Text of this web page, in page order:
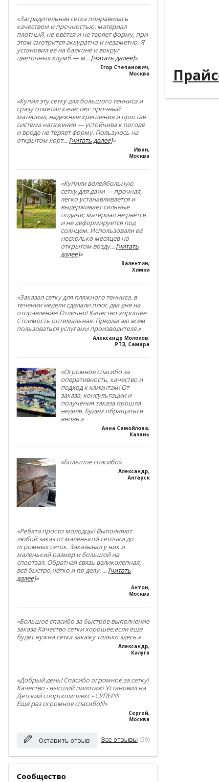
«Заградительная сетка понравилась
качеством и прочностью: материал
плотный, не рвётся и не теряет форму, при
этом смотрится аккуратно и незаметно. Я
установил её на балконе и вокруг
цветочных клумб — м... [читать далее]»
Егор Степанович,
Москва
«Купил эту сетку для большого тенниса и
сразу отметил качество: прочный
материал, надежные крепления и простая
система натяжения — устойчива к погоде
и вроде не теряет форму. Пользуюсь на
открытом корт... [читать далее]»
Иван,
Москва
«Купили волейбольную
сетку для дачи — прочная,
легко устанавливается и
выдерживает сильные
подачи; материал не рвётся
и не деформируется под
солнцем. Использовали её
несколько месяцев на
открытом возду... [читать
далее]»
Валентин,
Химки
«Заказал сетку для пляжного тенниса, в
течении недели сделали плюс два дня на
отправление! Отлично! Качество хорошее.
Стоимость оптимальная. Предлагаю всем
пользоваться услугами производителя.»
Александр Молоков,
РТЗ, Самара
«Огромное спасибо за
оперативность, качество и
подход к клиентам! От
заказа, консультации и
получения заказа прошла
неделя. Будем обращаться
вновь.»
Анна Самойлова,
Казань
«Большое спасибо»
Александр,
Ангарск
«Ребята просто молодцы! Выполняют
любой заказ от маленькой сеточки до
огромных сеток. Заказывал у них и
маленький размер и большой на
спортзал. Обратная связь великолепная,
всё быстро,чётко и по делу. ... [читать
далее]»
Антон,
Москва
«Большое спасибо за быстрое выполнение
заказа.Качество сетки хорошее,если ещё
будет нужна сетка закажу только здесь.»
Александр,
Калуга
«Добрый день! Спасибо огромное за сетку!
Качество - высший пилотаж! Установил на
Детский спорткомплекс - СУПЕР!!!
Ещё раз огромное спасибо!!!»
Сергей,
Москва
Оставить отзыв Все отзывы (59)
Сообщество